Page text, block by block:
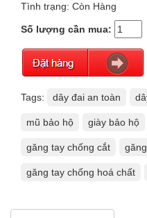
Tình trạng: Còn Hàng
Số lượng cần mua:
Tags: dây đai an toàn
mũ bảo hộ giày bảo hộ
găng tay chống cắt
găng tay chống hoá chất